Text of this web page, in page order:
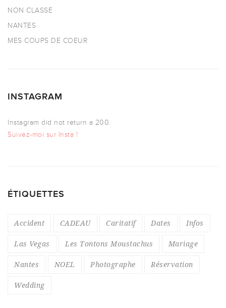
NON CLASSE
NANTES
MES COUPS DE COEUR
INSTAGRAM
Instagram did not return a 200.
Suivez-moi sur Insta !
ÉTIQUETTES
Accident CADEAU Caritatif Dates Infos
Las Vegas Les Tontons Moustachus Mariage
Nantes NOEL Photographe Réservation
Wedding